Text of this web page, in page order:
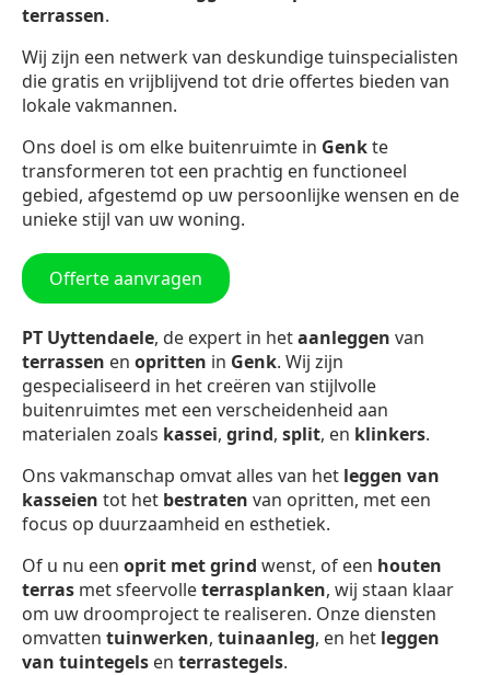
terrassen.
Wij zijn een netwerk van deskundige tuinspecialisten
die gratis en vrijblijvend tot drie offertes bieden van
lokale vakmannen.
Ons doel is om elke buitenruimte in Genkte
transformeren tot een prachtig en functioneel
gebied, afgestemd op uw persoonlijke wensen en de
unieke stijl van uw woning.
Offerte aanvragen
PT Uyttendaele, de expert in hetaanleggen van
terrassen en opritten in Genk. Wij zijn
gespecialiseerd in het creëren van stijlvolle
buitenruimtes met een verscheidenheid aan
materialen zoals kassei, grind, split, en klinkers.
Ons vakmanschap omvat alles van het leggen van
kasseien tot het bestraten van opritten, met een
focus op duurzaamheid en esthetiek.
Of u nu een oprit met grind wenst, of een houten
terras met sfeervolleterrasplanken, wij staan klaar
om uw droomproject te realiseren. Onze diensten
omvatten tuinwerken, tuinaanleg, en het leggen
van tuintegels en terrastegels.